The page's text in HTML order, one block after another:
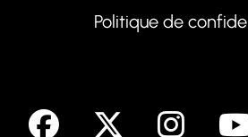
Politique de
facebook